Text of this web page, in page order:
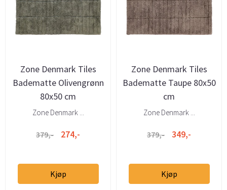
Zone Denmark Tiles
Badematte Olivengrønn
80x50 cm
Zone Denmark ...
379,- 274,-
Kjøp
Zone Denmark Tiles
Badematte Taupe 80x50
cm
Zone Denmark ...
379,- 349,-
Kjøp